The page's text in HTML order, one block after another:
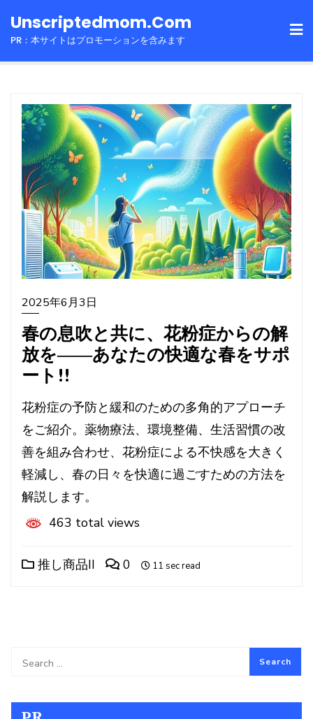
toUnscriptedmom.com
PR：本サイトはプロモーションを含みます
2025年6月3日
春の息吹と共に、花粉症からの解
放を――あなたの快適な春をサポ
ート!!
花粉症の予防と緩和のための多角的アプローチ
をご紹介。薬物療法、環境整備、生活習慣の改
善を組み合わせ、花粉症による不快感を大きく
軽減し、春の日々を快適に過ごすための方法を
解説します。
463 total views
推し商品II 0 11 sec read